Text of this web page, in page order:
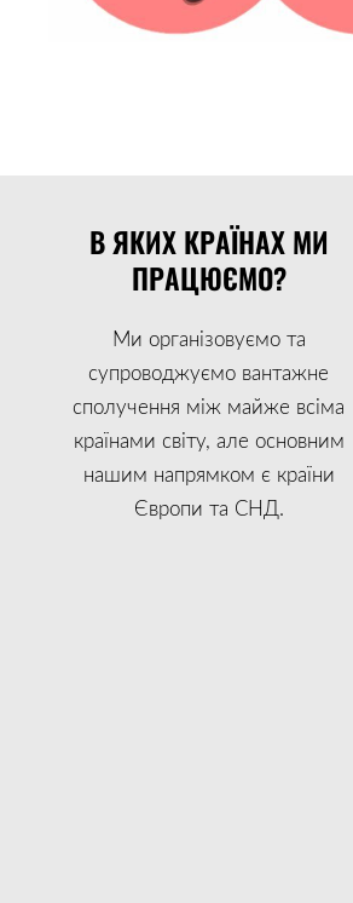
В ЯКИХ КРАЇНАХ МИ
ПРАЦЮЄМО?
Ми організовуємо та
супроводжуємо вантажне
сполучення між майже всіма
країнами світу, але основним
нашим напрямком є країни
Європи та СНД.